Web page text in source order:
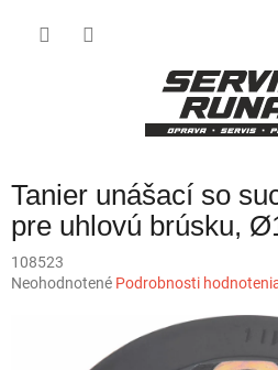
Tanier unášací so
pre uhlovú brúsku,
108523
Priemerné
Neohodnotené Podrobnosti